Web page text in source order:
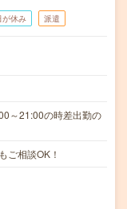
が休み 派遣
～21:00の時差出勤の
相談OK！